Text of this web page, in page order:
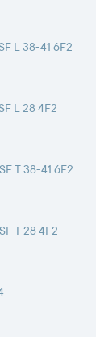
L 38-41 6F2
L 28 4F2
T 38-41 6F2
T 28 4F2